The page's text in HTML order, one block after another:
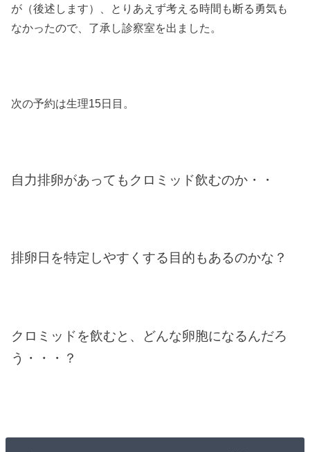
が（後述します）、とりあえず考える時間も断る勇気も
なかったので、了承し診察室を出ました。
次の予約は生理15日目。
自力排卵があってもクロミッド飲むのか・・
排卵日を特定しやすくする目的もあるのかな？
クロミッドを飲むと、どんな卵胞になるんだろ
う・・・？